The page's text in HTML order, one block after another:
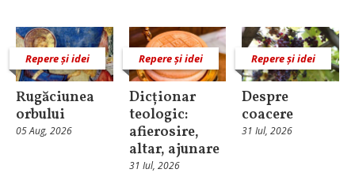
Repere și idei
Rugăciunea
orbului
05 Aug, 2026
Repere și idei
Dicționar
teologic:
afierosire,
altar, ajunare
31 Iul, 2026
Repere și idei
Despre
coacere
31 Iul, 2026